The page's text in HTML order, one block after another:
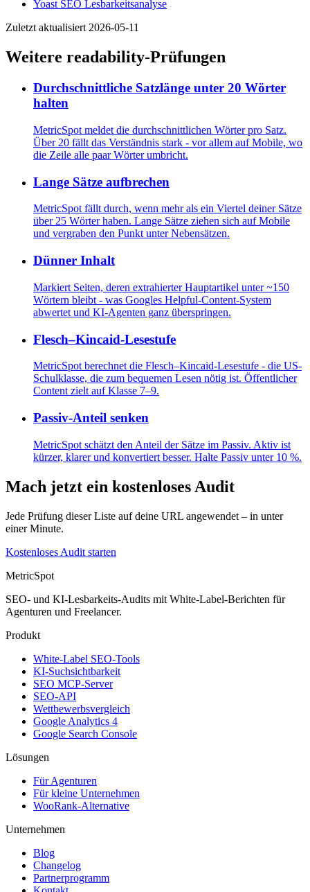
Yoast SEO Lesbarkeitsanalyse
Zuletzt aktualisiert 2026-05-11
Weitere readability-Prüfungen
Durchschnittliche Satzlänge unter 20 Wörter
halten
MetricSpot meldet die durchschnittlichen Wörter pro Satz.
Über 20 fällt das Verständnis stark - vor allem auf Mobile, wo
die Zeile alle paar Wörter umbricht.
Lange Sätze aufbrechen
MetricSpot fällt durch, wenn mehr als ein Viertel deiner Sätze
über 25 Wörter haben. Lange Sätze ziehen sich auf Mobile
und vergraben den Punkt unter Nebensätzen.
Dünner Inhalt
Markiert Seiten, deren extrahierter Hauptartikel unter ~150
Wörtern bleibt - was Googles Helpful-Content-System
abwertet und KI-Agenten ganz überspringen.
Flesch–Kincaid-Lesestufe
MetricSpot berechnet die Flesch–Kincaid-Lesestufe - die US-
Schulklasse, die zum bequemen Lesen nötig ist. Öffentlicher
Content zielt auf Klasse 7–9.
Passiv-Anteil senken
MetricSpot schätzt den Anteil der Sätze im Passiv. Aktiv ist
kürzer, klarer und konvertiert besser. Halte Passiv unter 10 %.
Mach jetzt ein kostenloses Audit
Jede Prüfung dieser Liste auf deine URL angewendet – in unter
einer Minute.
Kostenloses Audit starten
MetricSpot
SEO- und KI-Lesbarkeits-Audits mit White-Label-Berichten für
Agenturen und Freelancer.
Produkt
White-Label SEO-Tools
KI-Suchsichtbarkeit
SEO MCP-Server
SEO-API
Wettbewerbsvergleich
Google Analytics 4
Google Search Console
Lösungen
Für Agenturen
Für kleine Unternehmen
WooRank-Alternative
Unternehmen
Blog
Changelog
Partnerprogramm